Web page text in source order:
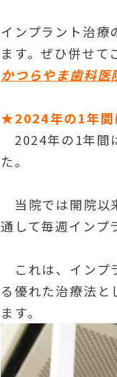
インプラント治
ます。ぜひ併せて
かつらやま歯科
★2024年の1年間
2024年の1年間
た。
当院では開院以
通して毎週インプ
これは、インプ
る優れた治療法と
ます。